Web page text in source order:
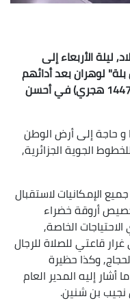
ليلةالأربعاء إلى
لوهران بعد أدائهم
مناسك الحج لموسم ( 2026 ميلادي/ 1447 هجري) في أحسن
الذي ضم 251 حاجا و حاجة إلى أرض الوطن
الجوية الجزائرية,
الإمكانيات لاستقبال
أروقة خضراء
الخاصة,
قاعتي للصلاة للرجال
وكذا حظيرة
حسب ما أشار إليه المدير العام
بن شنين.